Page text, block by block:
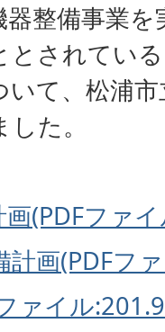
整備事業
とされてい
いて、松浦
た。
画(PDFファ
計画(PDFフ
ァイル